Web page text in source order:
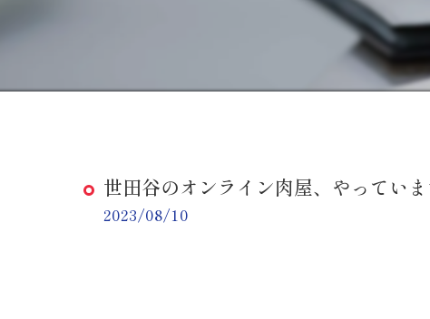
世田谷のオンライン肉屋、やっていま
2023/08/10